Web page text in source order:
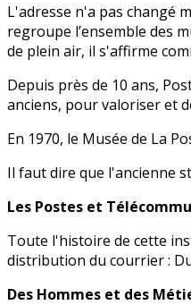
L'adresse n'a pas changé
regroupe l’ensemble des
de plein air, il s'affirme
Depuis près de 10 ans,
anciens, pour valoriser et
En 1970, le Musée de La
Il faut dire que l'ancienne
Les Postes et
Toute l'histoire de cette
distribution du courrier :
Des Hommes et des